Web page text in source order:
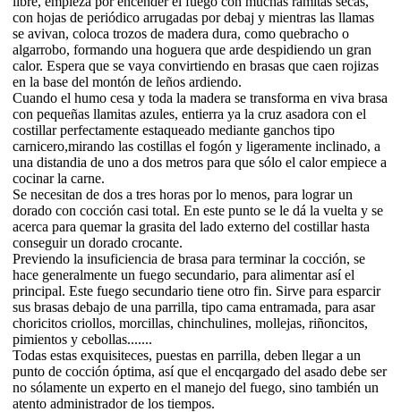
con hojas de periódico arrugadas por debaj y mientras las llamas
se avivan, coloca trozos de madera dura, como quebracho o
algarrobo, formando una hoguera que arde despidiendo un gran
calor. Espera que se vaya convirtiendo en brasas que caen rojizas
en la base del montón de leños ardiendo.
Cuando el humo cesa y toda la madera se transforma en viva brasa
con pequeñas llamitas azules, entierra ya la cruz asadora con el
costillar perfectamente estaqueado mediante ganchos tipo
carnicero,mirando las costillas el fogón y ligeramente inclinado, a
una distandia de uno a dos metros para que sólo el calor empiece a
cocinar la carne.
Se necesitan de dos a tres horas por lo menos, para lograr un
dorado con cocción casi total. En este punto se le dá la vuelta y se
acerca para quemar la grasita del lado externo del costillar hasta
conseguir un dorado crocante.
Previendo la insuficiencia de brasa para terminar la cocción, se
hace generalmente un fuego secundario, para alimentar así el
principal. Este fuego secundario tiene otro fin. Sirve para esparcir
sus brasas debajo de una parrilla, tipo cama entramada, para asar
choricitos criollos, morcillas, chinchulines, mollejas, riñoncitos,
pimientos y cebollas.......
Todas estas exquisiteces, puestas en parrilla, deben llegar a un
punto de cocción óptima, así que el encqargado del asado debe ser
no sólamente un experto en el manejo del fuego, sino también un
atento administrador de los tiempos.